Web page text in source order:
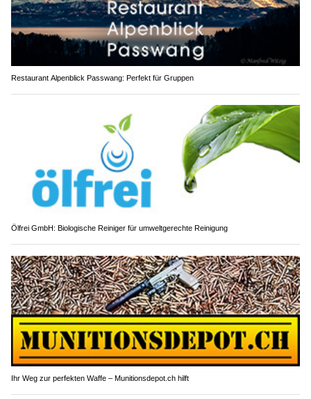
Restaurant Alpenblick Passwang: Perfekt für Gruppen
Ölfrei GmbH: Biologische Reiniger für umweltgerechte Reinigung
Ihr Weg zur perfekten Waffe – Munitionsdepot.ch hilft